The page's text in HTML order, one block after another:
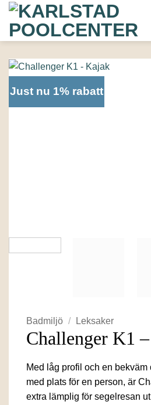
Skip
content
Just nu 1% rabatt
Badmiljö / Leksaker
Challenger K1
Med låg profil och en bekväm
med plats för en person, är
extra lämplig för segelresan